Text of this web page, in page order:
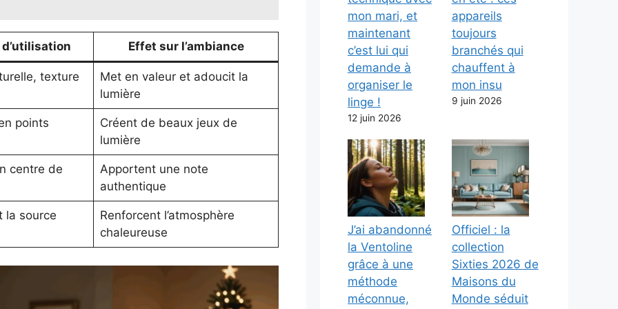
Effet sur l’ambiance
texture
Met en valeur et adoucit la
lumière
points
Créent de beaux jeux de
lumière
centre de
Apportent une note
authentique
la source
Renforcent l’atmosphère
chaleureuse
mon mari, et
maintenant
c’est lui qui
demande à
organiser le
linge !
12 juin 2026
appareils
toujours
branchés qui
chauffent à
mon insu
9 juin 2026
J’ai abandonné
la Ventoline
grâce à une
méthode
méconnue,
Officiel : la
collection
Sixties 2026 de
Maisons du
Monde séduit